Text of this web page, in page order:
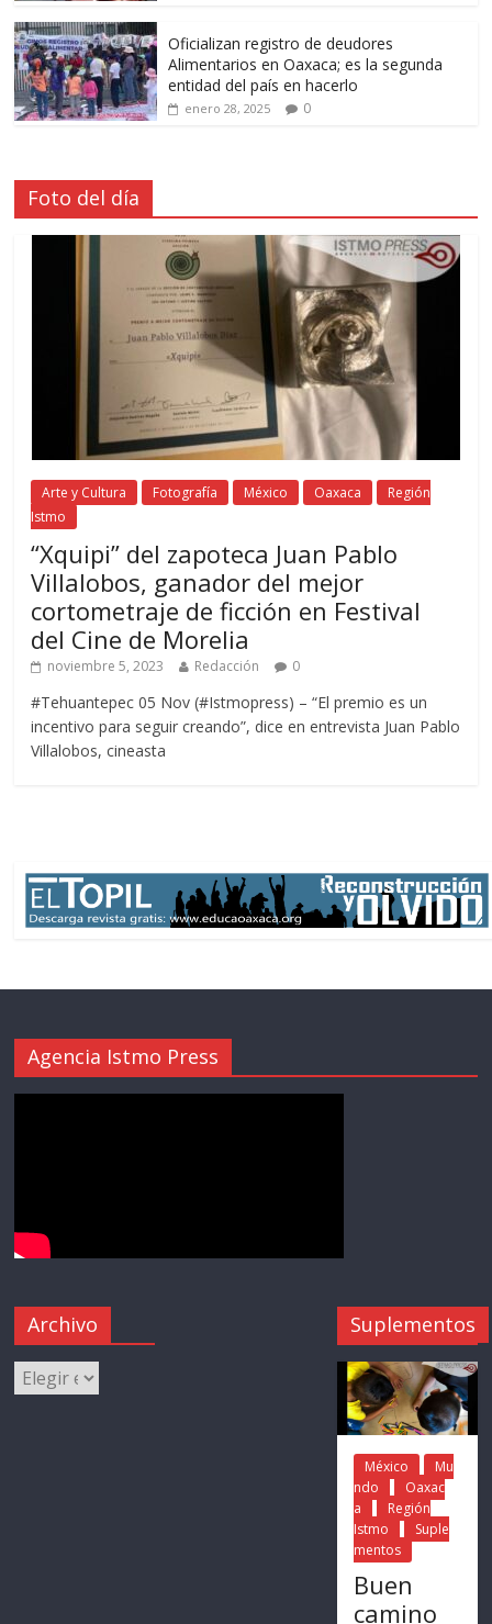
Oficializan registro de deudores
Alimentarios en Oaxaca; es la segunda
entidad del país en hacerlo
enero 28, 2025 0
Foto del día
Arte y Cultura Fotografía México Oaxaca
Región
Istmo
“Xquipi” del zapoteca Juan Pablo
Villalobos, ganador del mejor
cortometraje de ficción en Festival
del Cine de Morelia
noviembre 5, 2023 Redacción 0
#Tehuantepec 05 Nov (#Istmopress) – “El premio es un
incentivo para seguir creando”, dice en entrevista Juan Pablo
Villalobos, cineasta
Agencia Istmo Press
Archivo Suplementos
México
Mu
ndo
Oaxac
a
Región
Istmo
Suple
mentos
Buen
camino